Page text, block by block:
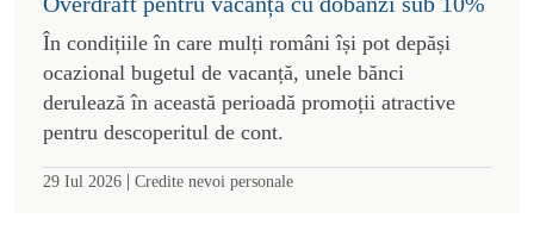
În condițiile în care mulți români își pot depăși
ocazional bugetul de vacanță, unele bănci
derulează în această perioadă promoții atractive
pentru descoperitul de cont.
29 Iul 2026 | Credite nevoi personale